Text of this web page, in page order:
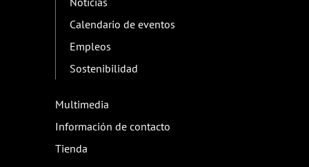
Calendario de eventos
Empleos
Sostenibilidad
Multimedia
Información de contacto
Tienda